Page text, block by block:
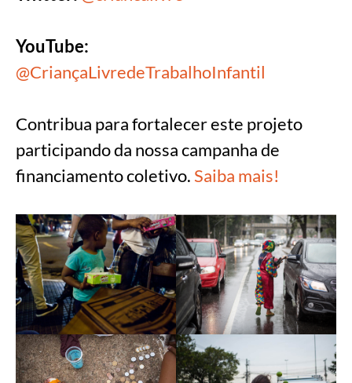
YouTube:
@CriançaLivredeTrabalhoInfantil
Contribua para fortalecer este projeto
participando da nossa campanha de
financiamento coletivo.Saiba mais!